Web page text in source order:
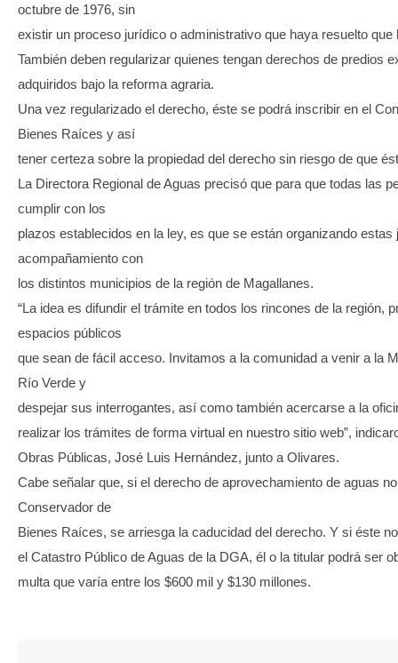
octubre de 1976, sin
existir un proceso jurídico o administrativo que haya resuelto que
También deben regularizar quienes tengan derechos de predios
adquiridos bajo la reforma agraria.
Una vez regularizado el derecho, éste se podrá inscribir en el
Bienes Raíces y así
tener certeza sobre la propiedad del derecho sin riesgo de que
La Directora Regional de Aguas precisó que para que todas las
cumplir con los
plazos establecidos en la ley, es que se están organizando estas
acompañamiento con
los distintos municipios de la región de Magallanes.
“La idea es difundir el trámite en todos los rincones de la región,
espacios públicos
que sean de fácil acceso. Invitamos a la comunidad a venir a la
Río Verde y
despejar sus interrogantes, así como también acercarse a la
realizar los trámites de forma virtual en nuestro sitio web”,
Obras Públicas, José Luis Hernández, junto a Olivares.
Cabe señalar que, si el derecho de aprovechamiento de aguas
Conservador de
Bienes Raíces, se arriesga la caducidad del derecho. Y si éste
el Catastro Público de Aguas de la DGA, él o la titular podrá ser
multa que varía entre los $600 mil y $130 millones.